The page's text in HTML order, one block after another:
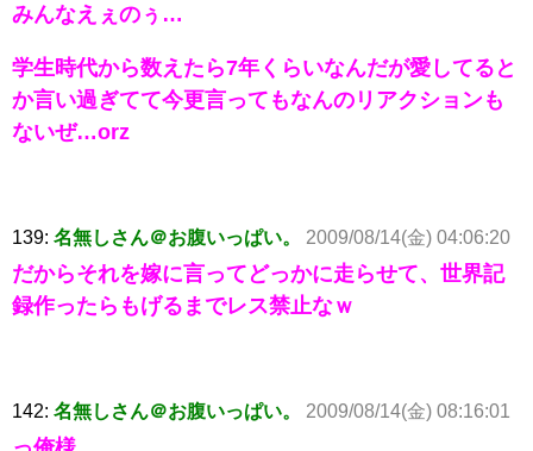
みんなえぇのぅ…
学生時代から数えたら7年くらいなんだが愛してると
か言い過ぎてて今更言ってもなんのリアクションも
ないぜ…orz
139: 名無しさん＠お腹いっぱい。 2009/08/14(金) 04:06:20
だからそれを嫁に言ってどっかに走らせて、世界記
録作ったらもげるまでレス禁止なｗ
142: 名無しさん＠お腹いっぱい。 2009/08/14(金) 08:16:01